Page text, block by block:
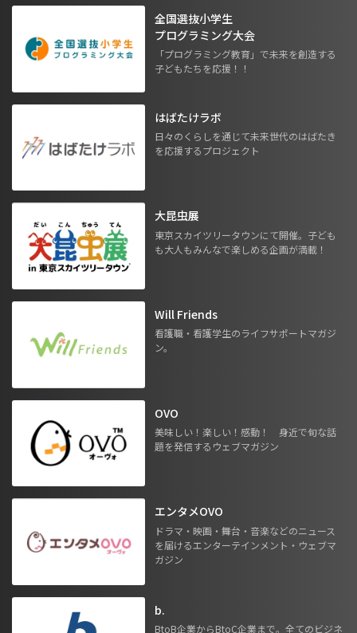
全国選抜小学生
プログラミング大会
「プログラミング教育」で未来を創造する
子どもたちを応援！！
はばたけラボ
日々のくらしを通じて未来世代のはばたき
を応援するプロジェクト
大昆虫展
東京スカイツリータウンにて開催。子ども
も大人もみんなで楽しめる企画が満載！
Will Friends
看護職・看護学生のライフサポートマガジ
ン。
OVO
美味しい！楽しい！感動！ 身近で旬な話
題を発信するウェブマガジン
エンタメOVO
ドラマ・映画・舞台・音楽などのニュース
を届けるエンターテインメント・ウェブマ
ガジン
b.
BtoB企業からBtoC企業まで。全てのビジネ